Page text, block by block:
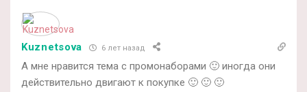
Kuznetsova 6 лет назад
А мне нравится тема с промонаборами 🙂 иногда они
действительно двигают к покупке 🙂 🙂 🙂